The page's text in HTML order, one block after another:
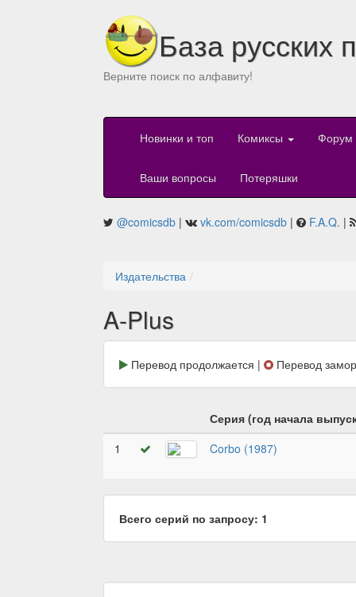
База русских
Верните поиск по алфавиту!
Новинки и топ Комиксы Форум
Ваши вопросы Потеряшки
@comicsdb | vk.com/comicsdb | F.A.Q. |
Издательства
A-Plus
Перевод продолжается | Перевод
Серия (год начала
1
Corbo (1987)
Всего серий по запросу: 1